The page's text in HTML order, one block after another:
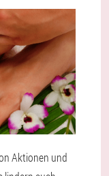
Aktionen und